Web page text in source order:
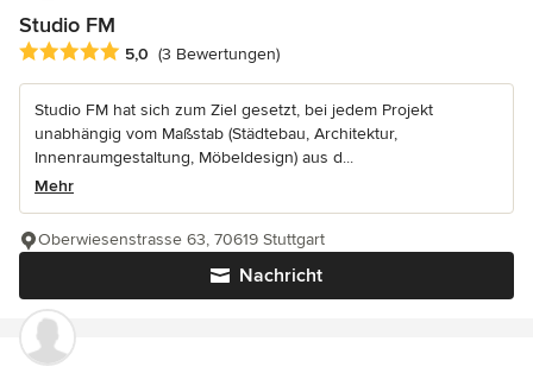
Studio FM
Durchschnittliche Bewertung: 5 von 5 Sternen
5,0 (3 Bewertungen)
Studio FM hat sich zum Ziel gesetzt, bei jedem Projekt
unabhängig vom Maßstab (Städtebau, Architektur,
Innenraumgestaltung, Möbeldesign) aus d...
Mehr
Nachricht
Oberwiesenstrasse 63, 70619 Stuttgart